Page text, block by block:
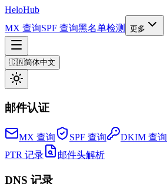
HeloHub
MX 查询SPF 查询黑名单检测 更多
🇨🇳简体中文
邮件认证
MX 查询 SPF 查询 DKIM 查询
PTR 记录
邮件头解析
DNS 记录